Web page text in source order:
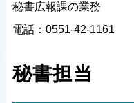
秘書広報課の業務
電話：0551-42-1161
秘書担当